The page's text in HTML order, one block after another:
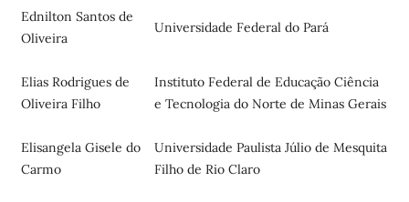
Ednilton Santos de
Oliveira
Universidade Federal do Pará
Elias Rodrigues de
Oliveira Filho
Instituto Federal de Educação Ciência
e Tecnologia do Norte de Minas Gerais
Elisangela Gisele do
Carmo
Universidade Paulista Júlio de Mesquita
Filho de Rio Claro